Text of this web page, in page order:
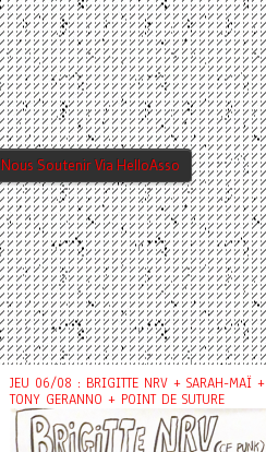
Nous Soutenir Via HelloAsso
JEU 06/08 : BRIGITTE NRV + SARAH-MAÏ +
TONY GERANNO + POINT DE SUTURE